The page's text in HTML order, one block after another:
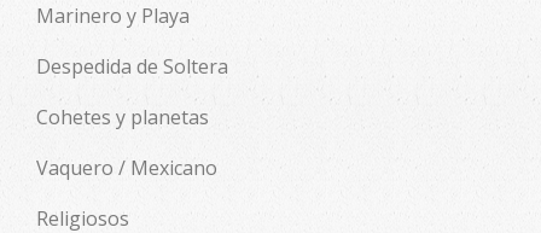
Marinero y Playa
Despedida de Soltera
Cohetes y planetas
Vaquero / Mexicano
Religiosos